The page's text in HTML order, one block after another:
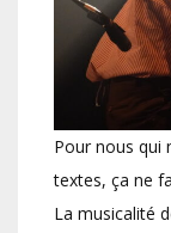
Pour nous qui
textes, ça ne
La musicalité